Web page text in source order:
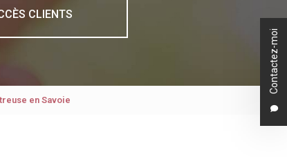
Contactez-moi
CLIENTS
en Savoie